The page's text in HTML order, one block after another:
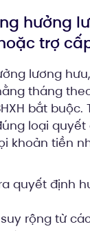
hưởng
trợ
lương
tháng
bắt buộc.
loại quyết
khoản tiền
quyết định
rộng từ